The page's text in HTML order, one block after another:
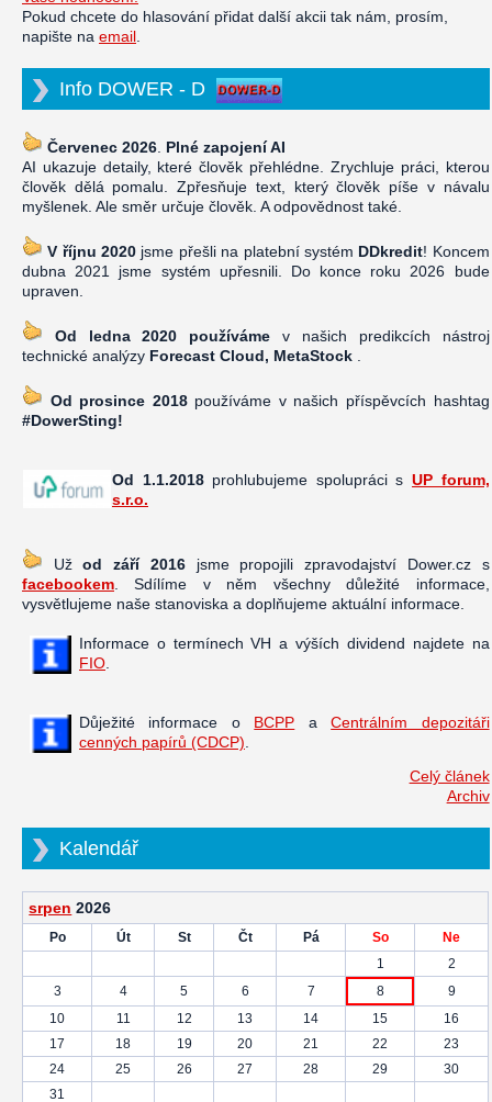
Pokud chcete do hlasování přidat další akcii tak nám, prosím,
napište na email
Info DOWER - D
Červenec 2026 Plné zapojení AI
AI ukazuje detaily, které člověk přehlédne. Zrychluje práci, kterou
člověk dělá pomalu. Zpřesňuje text, který člověk píše v návalu
myšlenek. Ale směr určuje člověk. A odpovědnost také.
V říjnu 2020 jsme přešli na platební systém DDkredit! Koncem
dubna 2021 jsme systém upřesnili. Do konce roku 2026 bude
upraven.
Od ledna 2020 používáme v našich predikcích nástroj
technické analýzy Forecast Cloud, MetaStock
Od prosince 2018používáme v našich příspěvcích hashtag
#DowerSting!
Od 1.1.2018prohlubujeme spolupráci sUP forum,
s.r.o.
Užod září 2016jsme propojili zpravodajství Dower.cz s
facebookem . Sdílíme v něm všechny důležité informace,
vysvětlujeme naše stanoviska a doplňujeme aktuální informace.
Informace o termínech VH a výších dividend najdete na
FIO
Důježité informace o BCPP aCentrálním depozitáři
cenných papírů (CDCP)
Celý článek
Archiv
Kalendář
srpen 2026
Po Út St Čt Pá So
Ne
1
2
3
4 5 6 7 8
9
10
11 12 13 14 15
16
17
18 19 20 21 22
23
24
25 26 27 28 29
30
31